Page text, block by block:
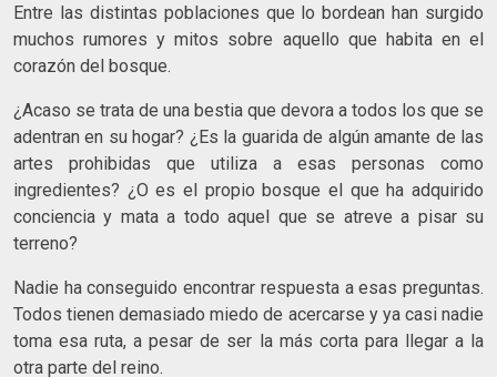
Entre las distintas poblaciones que lo bordean han surgido
muchos rumores y mitos sobre aquello que habita en el
corazón del bosque.
¿Acaso se trata de una bestia que devora a todos los que se
adentran en su hogar? ¿Es la guarida de algún amante de las
artes prohibidas que utiliza a esas personas como
ingredientes? ¿O es el propio bosque el que ha adquirido
conciencia y mata a todo aquel que se atreve a pisar su
terreno?
Nadie ha conseguido encontrar respuesta a esas preguntas.
Todos tienen demasiado miedo de acercarse y ya casi nadie
toma esa ruta, a pesar de ser la más corta para llegar a la
otra parte del reino.